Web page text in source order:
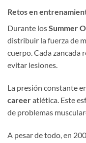
Retos en
Durante losSummer
distribuir la fuerza de
cuerpo. Cada zancada
evitar lesiones.
La presión constante
careeratlética. Este
de problemas
A pesar de todo, en